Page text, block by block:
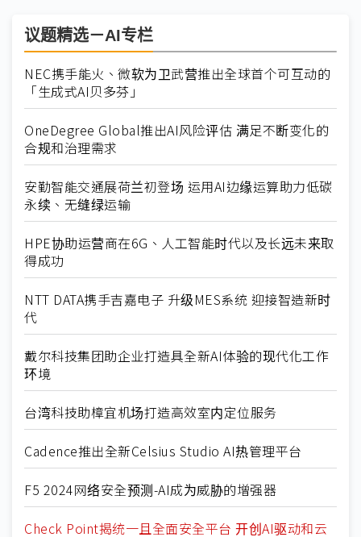
议题精选－AI专栏
NEC携手能火、微软为卫武营推出全球首个可互动的
「生成式AI贝多芬」
OneDegree Global推出AI风险评估 满足不断变化的
合规和治理需求
安勤智能交通展荷兰初登场 运用AI边缘运算助力低碳
永续、无缝绿运输
HPE协助运营商在6G、人工智能时代以及长远未来取
得成功
NTT DATA携手吉嘉电子 升级MES系统 迎接智造新时
代
戴尔科技集团助企业打造具全新AI体验的现代化工作
环境
台湾科技助樟宜机场打造高效室内定位服务
Cadence推出全新Celsius Studio AI热管理平台
F5 2024网络安全预测-AI成为威胁的增强器
Check Point揭统一且全面安全平台 开创AI驱动和云